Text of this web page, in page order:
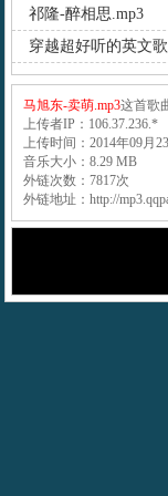
祁隆-醉相思.mp3
穿越超好听的英文
马旭东-卖萌.mp3这首歌
上传者IP：106.37.236.*
上传时间：2014年09月
音乐大小：8.29 MB
外链次数：7817次
外链地址：http://